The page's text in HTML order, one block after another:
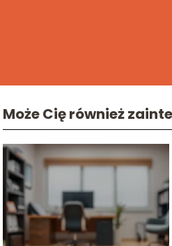
Może Cię również